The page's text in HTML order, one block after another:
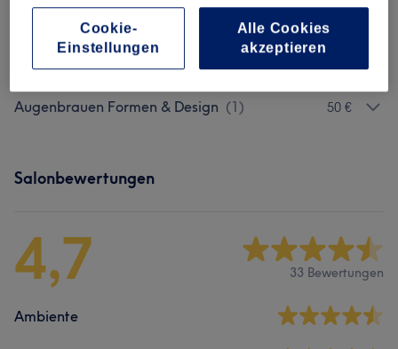
Make-up & Permanent Make-up 14) ab 50 €
Wimpernverlängerung & Wimpernlifting
Augenbrauen Formen & Design (1) 50 €
Salonbewertungen
4,7 33 Bewertungen
Ambiente
Cookie-
Einstellungen
Alle Cookies
akzeptieren